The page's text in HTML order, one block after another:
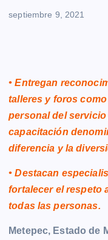
septiembre 9, 2021
• Entregan
talleres y foros
personal del
capacitación
diferencia y la
• Destacan
fortalecer el respeto
todas las personas.
Metepec, Estado de